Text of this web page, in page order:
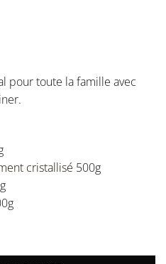
pour toute la famille avec
cristallisé 500g